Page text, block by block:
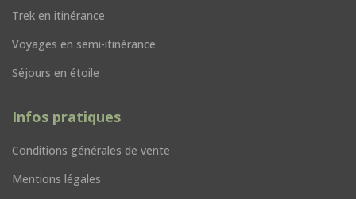
Trek en itinérance
Voyages en semi-itinérance
Séjours en étoile
Infos pratiques
Conditions générales de vente
Mentions légales